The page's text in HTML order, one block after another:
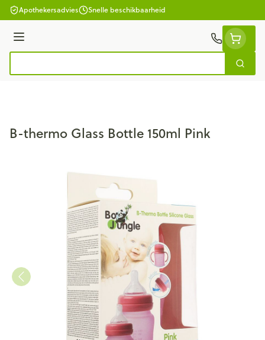
Ga naar de inhoud
Apothekersadvies Snelle beschikbaarheid
Menu
Zoek
B-thermo Glass Bottle 150ml Pink